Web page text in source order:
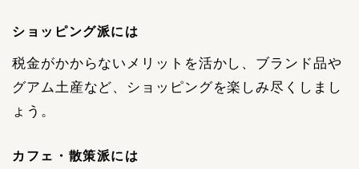
ショッピング派には
税金がかからないメリットを活かし、ブランド品や
グアム土産など、ショッピングを楽しみ尽くしまし
ょう。
カフェ・散策派には